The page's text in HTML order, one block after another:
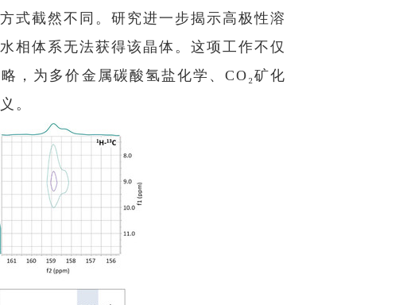
式截然不同。研究进一步揭示高极性溶
相体系无法获得该晶体。这项工作不仅
，为多价金属碳酸氢盐化学、CO₂矿化
。